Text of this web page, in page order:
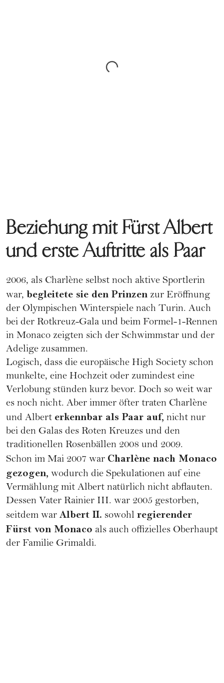
Beziehung mit Fürst Albert
und erste Auftritte als Paar
2006, als Charlène selbst noch aktive Sportlerin
war, begleitete sie den Prinzen zur Eröffnung
der Olympischen Winterspiele nach Turin. Auch
bei der Rotkreuz-Gala und beim Formel-1-Rennen
in Monaco zeigten sich der Schwimmstar und der
Adelige zusammen.
Logisch, dass die europäische High Society schon
munkelte, eine Hochzeit oder zumindest eine
Verlobung stünden kurz bevor. Doch so weit war
es noch nicht. Aber immer öfter traten Charlène
und Albert erkennbar als Paar auf, nicht nur
bei den Galas des Roten Kreuzes und den
traditionellen Rosenbällen 2008 und 2009.
Schon im Mai 2007 war Charlène nach Monaco
gezogen, wodurch die Spekulationen auf eine
Vermählung mit Albert natürlich nicht abflauten.
Dessen Vater Rainier III. war 2005 gestorben,
seitdem war Albert II. sowohl regierender
Fürst von Monaco als auch offizielles Oberhaupt
der Familie Grimaldi.